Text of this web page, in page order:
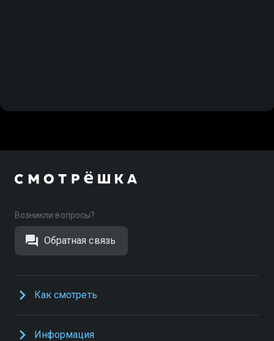
Возникли вопросы?
Обратная связь
Как смотреть
Информация